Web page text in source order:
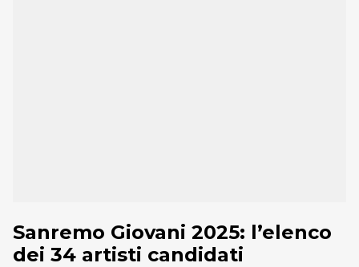
Sanremo Giovani 2025: l’elenco
dei 34 artisti candidati